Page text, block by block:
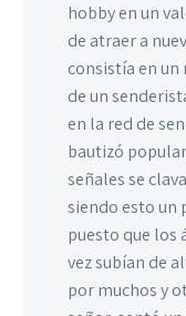
hobby en un
de atraer a
consistía en
de un
en la red de
bautizó
señales se
siendo esto un
puesto que los
vez subían de
por muchos y